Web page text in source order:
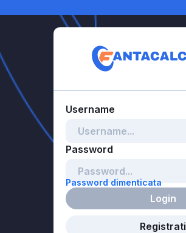
Password dimenticata
Login
Registrati